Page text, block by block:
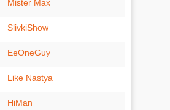
Mister Max
SlivkiShow
EeOneGuy
Like Nastya
HiMan